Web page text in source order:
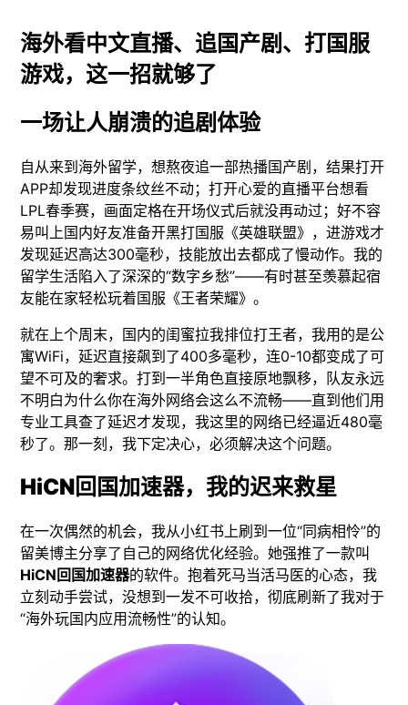
海外看中文直播、追国产剧、打国服
游戏，这一招就够了
一场让人崩溃的追剧体验
自从来到海外留学，想熬夜追一部热播国产剧，结果打开
APP却发现进度条纹丝不动；打开心爱的直播平台想看
LPL春季赛，画面定格在开场仪式后就没再动过；好不容
易叫上国内好友准备开黑打国服《英雄联盟》，进游戏才
发现延迟高达300毫秒，技能放出去都成了慢动作。我的
留学生活陷入了深深的“数字乡愁”——有时甚至羡慕起宿
友能在家轻松玩着国服《王者荣耀》。
就在上个周末，国内的闺蜜拉我排位打王者，我用的是公
寓WiFi，延迟直接飙到了400多毫秒，连0-10都变成了可
望不可及的奢求。打到一半角色直接原地飘移，队友永远
不明白为什么你在海外网络会这么不流畅——直到他们用
专业工具查了延迟才发现，我这里的网络已经逼近480毫
秒了。那一刻，我下定决心，必须解决这个问题。
HiCN回国加速器，我的迟来救星
在一次偶然的机会，我从小红书上刷到一位“同病相怜”的
留美博主分享了自己的网络优化经验。她强推了一款叫
HiCN回国加速器的软件。抱着死马当活马医的心态，我
立刻动手尝试，没想到一发不可收拾，彻底刷新了我对于
“海外玩国内应用流畅性”的认知。